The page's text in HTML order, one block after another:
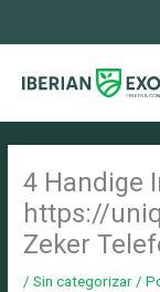
4 Handige
https://
Zeker
/Sin categorizar /